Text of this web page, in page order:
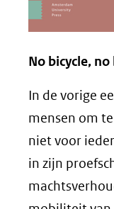
No bicycle,
In de vorige
mensen om
niet voor
in zijn